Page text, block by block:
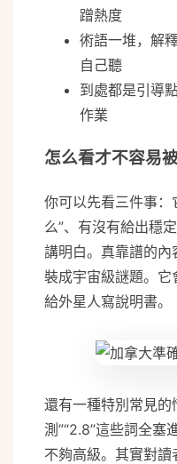
蹭熱度
術語一堆，解
自己聽
到處都是引導
作業
怎么看才不容易
你可以先看三件事：
么”、有沒有給出穩
講明白。真靠譜的
裝成宇宙級謎題。
給外星人寫說明書。
還有一種特別常見的
測”“2.8”這些詞全塞
不夠高級。其實對